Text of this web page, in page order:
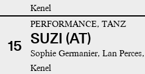
Kenel
15
PERFORMANCE, TANZ
SUZI (AT)
Sophie Germanier, Lan
Kenel